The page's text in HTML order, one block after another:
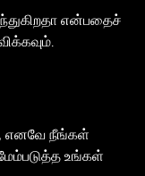
என்பதைச்
எனவே நீங்கள்
உங்கள்